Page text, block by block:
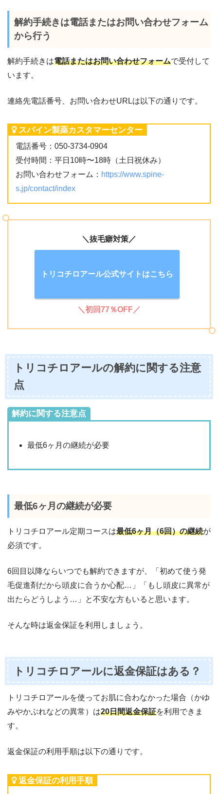
解約手続きは電話またはお問い合わせフォーム
から行う
解約手続きは電話またはお問い合わせフォームで受付して
います。
連絡先電話番号、お問い合わせURLは以下の通りです。
スパイン製薬カスタマーセンター
電話番号：050-3734-0904
受付時間：平日10時〜18時（土日祝休み）
お問い合わせフォーム： https://www.spine-
s.jp/contact/index
＼抜毛癖対策／
トリコチロアール公式サイトはこちら
＼初回77％OFF／
トリコチロアールの解約に関する注意
点
解約に関する注意点
最低6ヶ月の継続が必要
最低6ヶ月の継続が必要
トリコチロアール定期コースは最低6ヶ月（6回）の継続が
必須です。
6回目以降ならいつでも解約できますが、「初めて使う発
毛促進剤だから頭皮に合うか心配…」「もし頭皮に異常が
出たらどうしよう…」と不安な方もいると思います。
そんな時は返金保証を利用しましょう。
トリコチロアールに返金保証はある？
トリコチロアールを使ってお肌に合わなかった場合（かゆ
みやかぶれなどの異常）は20日間返金保証を利用できま
す。
返金保証の利用手順は以下の通りです。
返金保証の利用手順